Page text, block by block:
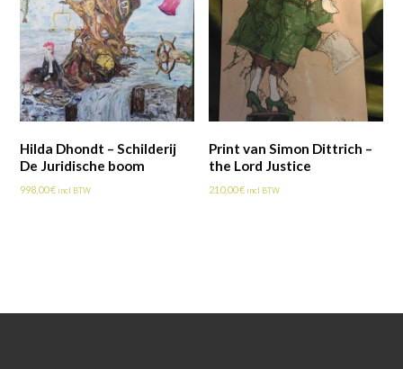
Hilda Dhondt – Schilderij
De Juridische boom
998,00€incl BTW
Print van Simon Dittrich –
the Lord Justice
210,00€incl BTW